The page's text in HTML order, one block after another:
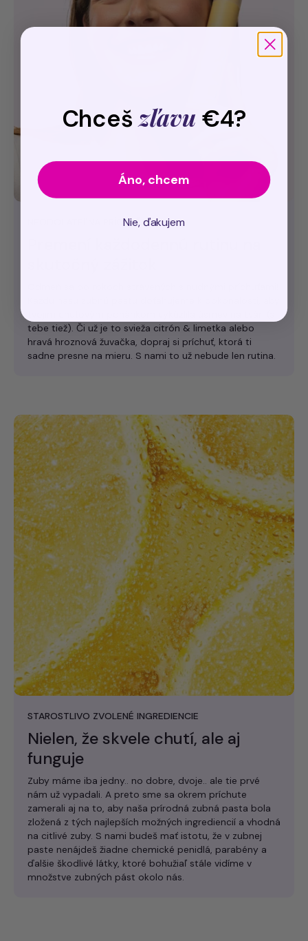
NEODOLATEĽNÁ PRÍCHUŤ
tebe tiež). Či už je to svieža citrón & limetka alebo
hravá hroznová žuvačka, dopraj si príchuť, ktorá ti
sadne presne na mieru. S nami to už nebude len rutina.
STAROSTLIVO ZVOLENÉ INGREDIENCIE
Nielen, že skvele chutí, ale aj
funguje
Zuby máme iba jedny.. no dobre, dvoje.. ale tie prvé
nám už vypadali. A preto sme sa okrem príchute
zamerali aj na to, aby naša prírodná zubná pasta bola
zložená z tých najlepších možných ingrediencií a vhodná
na citlivé zuby. S nami budeš mať istotu, že v zubnej
paste nenájdeš žiadne chemické penidlá, parabény a
ďalšie škodlivé látky, ktoré bohužiaľ stále vidíme v
množstve zubných pást okolo nás.
Chceš zľavu €4?
Áno, chcem
Nie, ďakujem